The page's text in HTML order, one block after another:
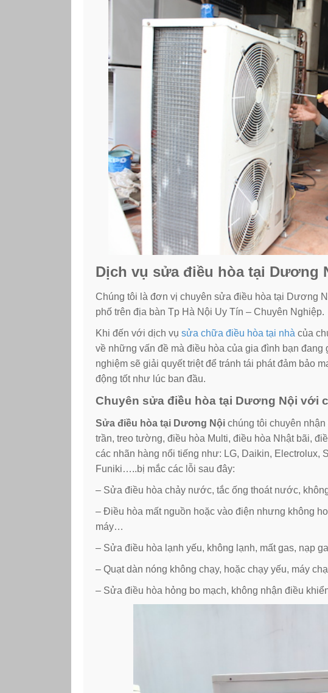
Dịch vụ sửa điều hòa tại Dương
Chúng tôi là đơn vị chuyên sửa điều hòa tại Dương
phố trên địa bàn Tp Hà Nội Uy Tín – Chuyên Nghiệp.
Khi đến với dịch vụ sửa chữa điều hòa tại nhà của
về những vấn đề mà điều hòa của gia đình bạn
nghiệm sẽ giải quyết triệt để tránh tái phát đảm bảo
động tốt như lúc ban đầu.
Chuyên sửa điều hòa tại Dương Nội với
Sửa điều hòa tại Dương Nội chúng tôi chuyên
trần, treo tường, điều hòa Multi, điều hòa Nhật bãi,
các nhãn hàng nổi tiếng như: LG, Daikin, Electrolux,
Funiki…..bị mắc các lỗi sau đây:
– Sửa điều hòa chảy nước, tắc ống thoát nước,
– Điều hòa mất nguồn hoặc vào điện nhưng không
máy…
– Sửa điều hòa lạnh yếu, không lạnh, mất gas, nạp
– Quạt dàn nóng không chạy, hoặc chạy yếu, máy
– Sửa điều hòa hỏng bo mạch, không nhận điều